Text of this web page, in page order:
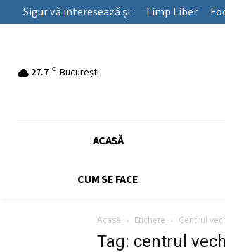
Sigur vă interesează și: Timp Liber
27.7 C București
ACASĂ
CUM SE FACE
Acasă Etichete Centrul
Tag: centrul